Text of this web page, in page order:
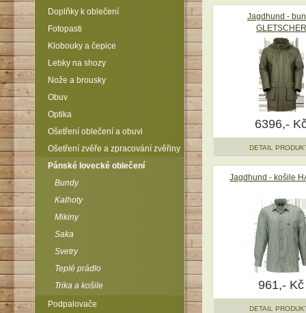
Jagdhund -
GLETSCHER
6396,-
DETAIL
Jagdhund - košile
961,- Kč
DETAIL
Doplňky k oblečení
Fotopasti
Klobouky a čepice
Lebky na shozy
Nože a brousky
Obuv
Optika
Ošetření oblečení a obuvi
Ošetření zvěře a zpracování zvěřiny
Pánské lovecké oblečení
Bundy
Kalhoty
Mikiny
Saka
Svetry
Teplé prádlo
Trika a košile
Podpalovače